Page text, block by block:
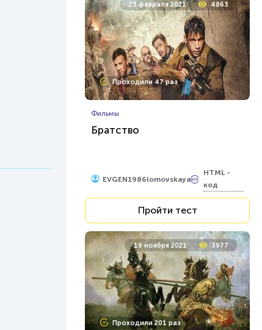
23 февраля 2021 4863
Проходили 47 раз
Фильмы
Братство
EVGEN1986lomovskaya
HTML -
код
Пройти тест
19 ноября 2021 3977
Проходили 201 раз